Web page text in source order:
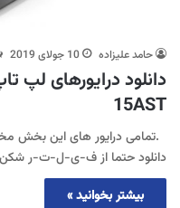
حامد علیزاده 10 جولای 2019
15AST
دانلود حتما از ف-ی-ل-ت-ر
بیشتر بخوانید »